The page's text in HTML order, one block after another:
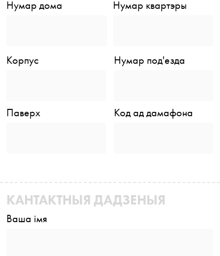
Нумар дома Нумар квартэры
Корпус Нумар под'езда
Паверх Код ад дамафона
КАНТАКТНЫЯ ДАДЗЕНЫЯ
Ваша імя